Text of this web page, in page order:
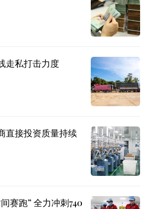
走私打击力度
直接投资质量持续
赛跑” 全力冲刺740